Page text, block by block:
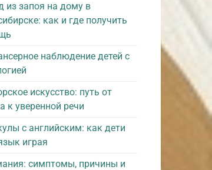
из запоя на дому в
как и где получить
наблюдение детей с
искусство: путь от
к уверенной речи
с английским: как дети
играя
симптомы, причины и